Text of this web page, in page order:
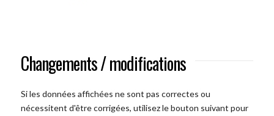
Changements / modifications
Si les données affichées ne sont pas correctes ou
nécessitent d'être corrigées, utilisez le bouton suivant pour